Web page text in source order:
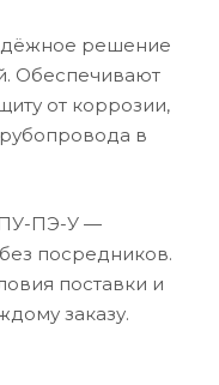
решение
Обеспечивают
от коррозии,
в
ПЭ-У —
посредников.
поставки и
заказу.